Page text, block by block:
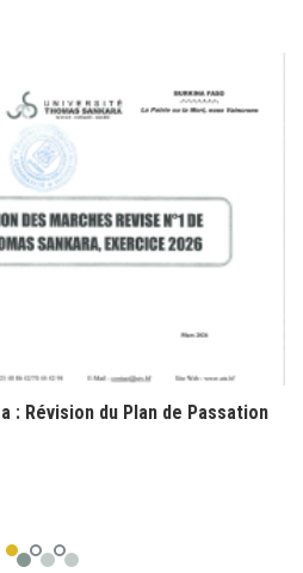
: Révision du Plan de Passation